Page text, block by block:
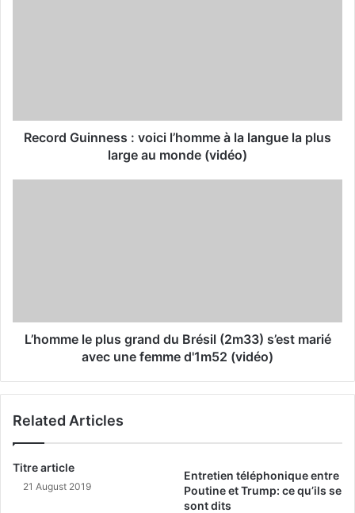
Record Guinness : voici l’homme à la langue la plus
large au monde (vidéo)
L’homme le plus grand du Brésil (2m33) s’est marié
avec une femme d'1m52 (vidéo)
Related Articles
Titre article
21 August 2019
Entretien téléphonique entre
Poutine et Trump: ce qu’ils se
sont dits